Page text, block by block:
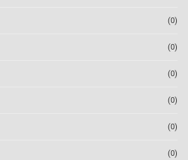
(0)
(0)
(0)
(0)
(0)
(0)